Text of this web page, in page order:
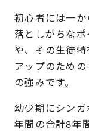
初心者には一
落としがちな
や、その生徒
アップのため
の強みです。
幼少期にシン
年間の合計8年